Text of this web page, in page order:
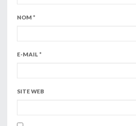
NOM *
E-MAIL *
SITE WEB